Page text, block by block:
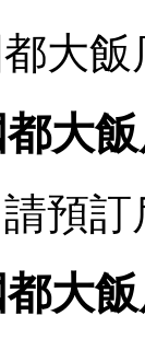
大飯
大
預
大